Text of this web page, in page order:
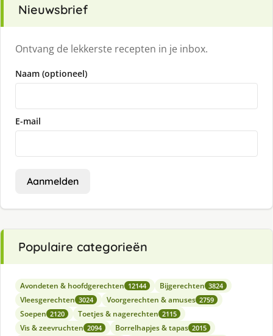
Nieuwsbrief
Ontvang de lekkerste recepten in je inbox.
Naam (optioneel)
E-mail
Aanmelden
Populaire categorieën
Avondeten & hoofdgerechten 12144 Bijgerechten 3824
Vleesgerechten 3024 Voorgerechten & amuses 2759
Soepen 2120 Toetjes & nagerechten 2115
Vis & zeevruchten 2094 Borrelhapjes & tapas 2015